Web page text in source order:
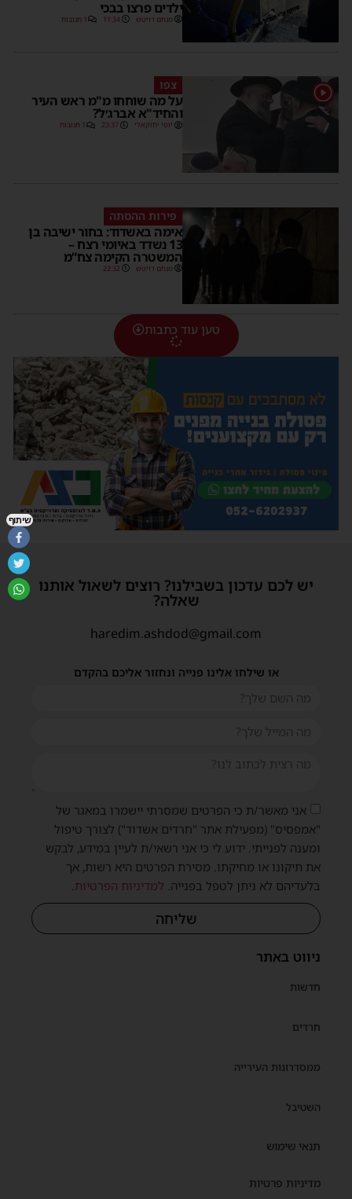
ילדים פרצו בבכי
מנחם דויטש 11:34 1 תגובות
1 צפו
על מה שוחחו מ"מ ראש העיר
והחיד"א אברג׳ל?
יוסי יחזקאלי 23:37 1 תגובות
פירות ההסתה
אימה באשדוד: בחור ישיבה בן
13 נשדד באיומי רצח –
המשטרה הקימה צח”מ
מנחם דויטש 22:32
טען עוד כתבות
ניווט באתר
חדשות
חרדים
ממסדרונות העירייה
השטיבל
תנאי שימוש
מדיניות פרטיות
יש לכם עדכון בשבילנו? רוצים לשאול אותנו
שאלה?
haredim.ashdod@gmail.com
או שילחו אלינו פנייה ונחזור אליכם בהקדם
אני מאשר/ת כי הפרטים שמסרתי יישמרו במאגר של
"אמפסיס" (מפעילת אתר "חרדים אשדוד") לצורך טיפול
ומענה לפנייתי. ידוע לי כי אני רשאי/ת לעיין במידע, לבקש
את תיקונו או מחיקתו. מסירת הפרטים היא רשות, אך
בלעדיהם לא ניתן לטפל בפנייה. למדיניות הפרטיות.
שליחה
שיתוף